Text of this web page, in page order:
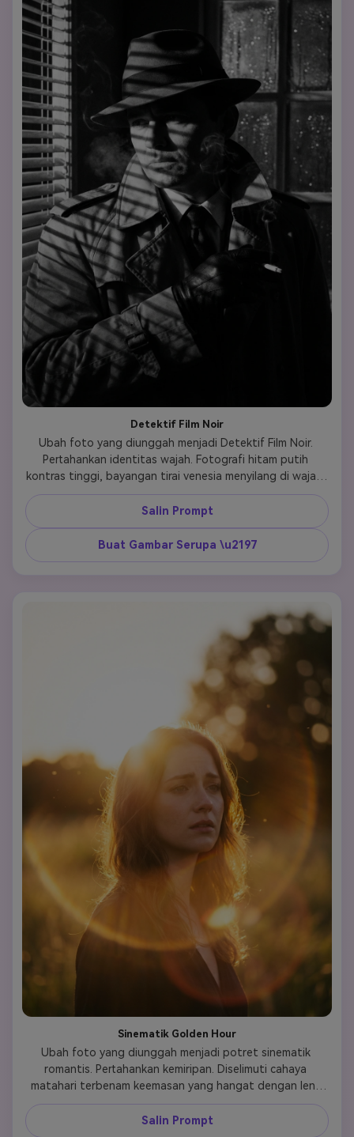
Detektif Film Noir
Ubah foto yang diunggah menjadi Detektif Film Noir.
Pertahankan identitas wajah. Fotografi hitam putih
kontras tinggi, bayangan tirai venesia menyilang di wajah.
Mengenakan fedora dan trench coat. Suasana gelap dan
misterius, gaya film detektif tahun 1940-an, fokus tajam
pada mata.
Salin Prompt
Buat Gambar Serupa \u2197
Sinematik Golden Hour
Ubah foto yang diunggah menjadi potret sinematik
romantis. Pertahankan kemiripan. Diselimuti cahaya
matahari terbenam keemasan yang hangat dengan lens
flare intens dan bokeh lembut. Diambil dengan lensa
85mm, apertur f/1.4. Suasana impian, rambut tersinari dari
Salin Prompt